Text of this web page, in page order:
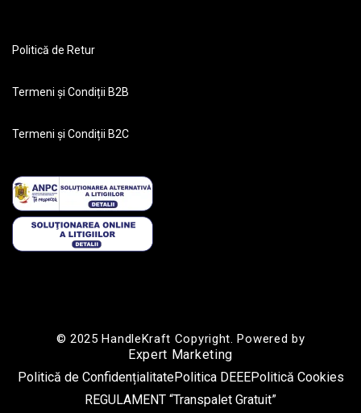
Politică de Retur
Termeni și Condiții B2B
Termeni și Condiții B2C
© 2025 HandleKraft Copyright. Powered by
Expert Marketing
Politică de ConfidențialitatePolitica DEEEPolitică Cookies
REGULAMENT “Transpalet Gratuit”